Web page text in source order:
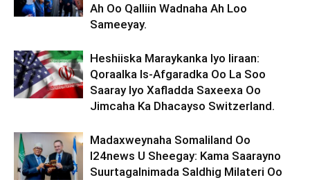
Ah Oo Qalliin Wadnaha Ah Loo
Sameeyay.
Heshiiska Maraykanka Iyo Iiraan:
Qoraalka Is-Afgaradka Oo La Soo
Saaray Iyo Xafladda Saxeexa Oo
Jimcaha Ka Dhacayso Switzerland.
Madaxweynaha Somaliland Oo
I24news U Sheegay: Kama Saarayno
Suurtagalnimada Saldhig Milateri Oo